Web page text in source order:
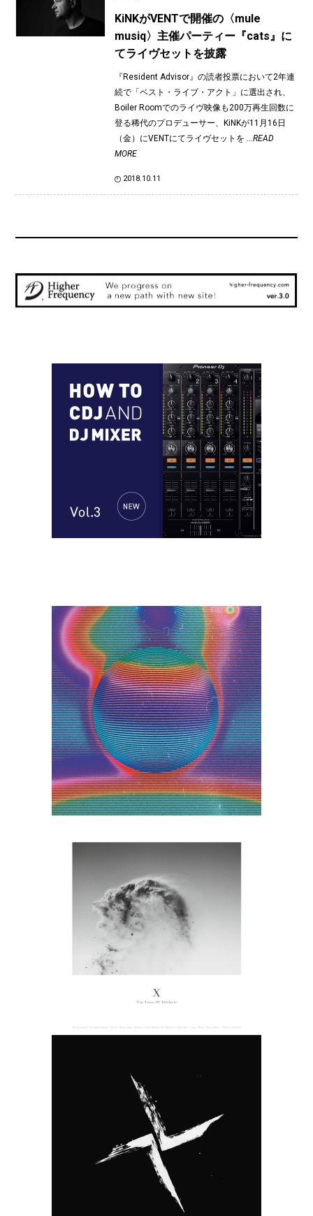
KiNKがVENTで開催の〈mule
musiq〉主催パーティー『cats』に
てライヴセットを披露
『Resident Advisor』の読者投票において2年連
続で「ベスト・ライブ・アクト」に選出され、
Boiler Roomでのライヴ映像も200万再生回数に
登る稀代のプロデューサー、KiNKが11月16日
（金）にVENTにてライヴセットを
...READ
MORE
2018.10.11